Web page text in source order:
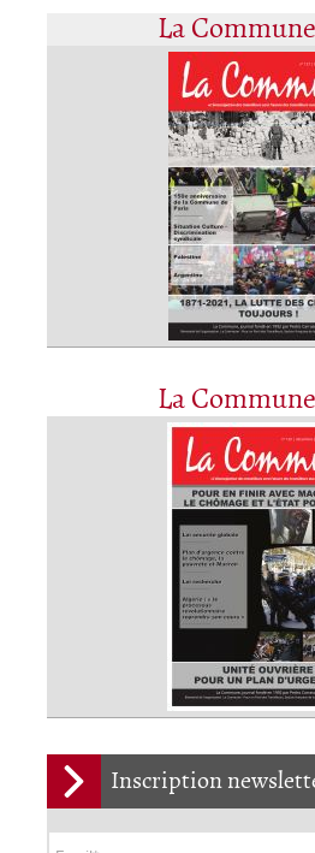
La Commune
La Commune
Inscription